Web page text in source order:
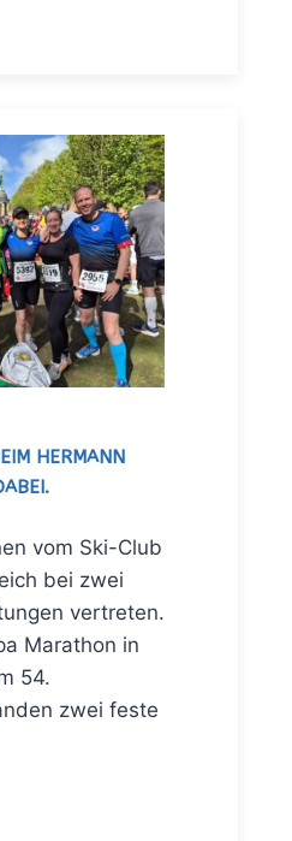
HERMANN
vom Ski-Club
bei zwei
vertreten.
Marathon in
54.
zwei feste